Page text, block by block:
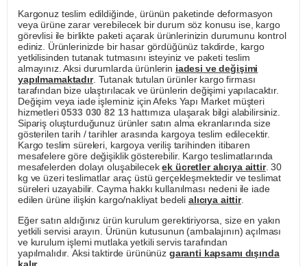
Kargonuz teslim edildiğinde, ürünün paketinde deformasyon
veya ürüne zarar verebilecek bir durum söz konusu ise, kargo
görevlisi ile birlikte paketi açarak ürünlerinizin durumunu kontrol
ediniz. Ürünlerinizde bir hasar gördüğünüz takdirde, kargo
yetkilisinden tutanak tutmasını isteyiniz ve paketi teslim
almayınız. Aksi durumlarda ürünlerin iadesi ve değişimi
yapılmamaktadır. Tutanak tutulan ürünler kargo firması
tarafından bize ulaştırılacak ve ürünlerin değişimi yapılacaktır.
Değişim veya iade işleminiz için Afeks Yapı Market müşteri
hizmetleri0533 030 82 13hattımıza ulaşarak bilgi alabilirsiniz.
Sipariş oluşturduğunuz ürünler satın alma ekranlarında size
gösterilen tarih / tarihler arasında kargoya teslim edilecektir.
Kargo teslim süreleri, kargoya veriliş tarihinden itibaren
mesafelere göre değişiklik gösterebilir. Kargo teslimatlarında
mesafelerden dolayı oluşabilecekek ücretler alıcıya aittir. 30
kg ve üzeri teslimatlar araç üstü gerçekleşmektedir ve teslimat
süreleri uzayabilir. Cayma hakkı kullanılması nedeni ile iade
edilen ürüne ilişkin kargo/nakliyat bedeli alıcıya aittir.
Eğer satın aldığınız ürün kurulum gerektiriyorsa, size en yakın
yetkili servisi arayın. Ürünün kutusunun (ambalajının) açılması
ve kurulum işlemi mutlaka yetkili servis tarafından
yapılmalıdır. Aksi taktirde ürününüz garanti kapsamı dışında